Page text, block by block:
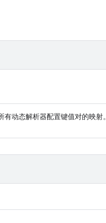
动态解析器配置键值对的映射。